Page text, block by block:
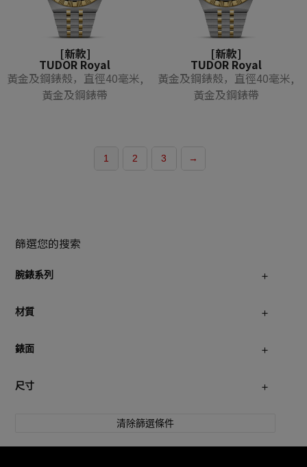
篩選您的搜索
腕錶系列
材質
錶面
尺寸
清除篩選條件
[新款]
TUDOR Royal
黃金及鋼錶殼，直徑40毫米,
黃金及鋼錶帶
[新款]
TUDOR Royal
黃金及鋼錶殼，直徑40毫米,
黃金及鋼錶帶
1 2 3 →